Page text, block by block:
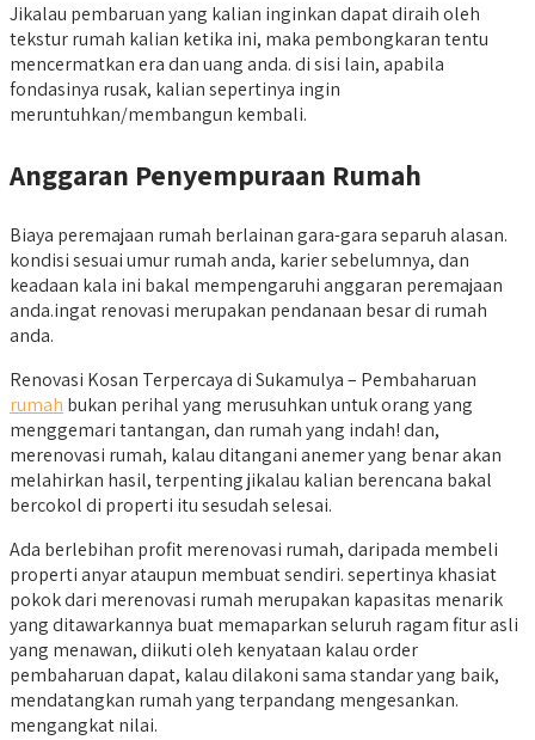
Jikalau pembaruan yang kalian inginkan dapat diraih oleh
tekstur rumah kalian ketika ini, maka pembongkaran tentu
mencermatkan era dan uang anda. di sisi lain, apabila
fondasinya rusak, kalian sepertinya ingin
meruntuhkan/membangun kembali.
Anggaran Penyempuraan Rumah
Biaya peremajaan rumah berlainan gara-gara separuh alasan.
kondisi sesuai umur rumah anda, karier sebelumnya, dan
keadaan kala ini bakal mempengaruhi anggaran peremajaan
anda.ingat renovasi merupakan pendanaan besar di rumah
anda.
Renovasi Kosan Terpercaya di Sukamulya – Pembaharuan
rumah bukan perihal yang merusuhkan untuk orang yang
menggemari tantangan, dan rumah yang indah! dan,
merenovasi rumah, kalau ditangani anemer yang benar akan
melahirkan hasil, terpenting jikalau kalian berencana bakal
bercokol di properti itu sesudah selesai.
Ada berlebihan profit merenovasi rumah, daripada membeli
properti anyar ataupun membuat sendiri. sepertinya khasiat
pokok dari merenovasi rumah merupakan kapasitas menarik
yang ditawarkannya buat memaparkan seluruh ragam fitur asli
yang menawan, diikuti oleh kenyataan kalau order
pembaharuan dapat, kalau dilakoni sama standar yang baik,
mendatangkan rumah yang terpandang mengesankan.
mengangkat nilai.